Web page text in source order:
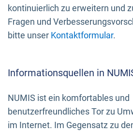
kontinuierlich zu erweitern und
Fragen und
bitte unser Kontaktformular.
Informationsquellen in
NUMIS ist ein komfortables und
benutzerfreundliches Tor zu
im Internet. Im Gegensatz zu